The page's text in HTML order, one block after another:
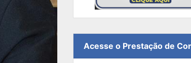
Acesse o Prestação de